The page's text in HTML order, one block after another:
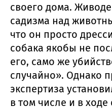
своего дома.
садизма над
что он просто
собака якобы не
его, само же
случайно». Однако
экспертиза
в том числе и в ходе